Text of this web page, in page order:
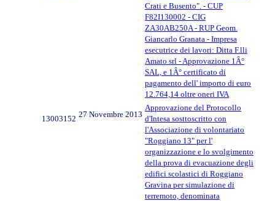
Crati e Busento". - CUP
F82I130002 - CIG
ZA30AB250A - RUP Geom.
Giancarlo Granata - Impresa
esecutrice dei lavori: Ditta F.lli
Amato srl - Approvazione 1Â°
SAL, e 1Â° certificato di
pagamento dell' importo di euro
12.764,14 oltre oneri IVA
13003152 27 Novembre 2013
Approvazione del Protocollo
d'Intesa sosttoscritto con
l'Associazione di volontariato
"Roggiano 13" per l'
organizzazione e lo svolgimento
della prova di evacuazione degli
edifici scolastici di Roggiano
Gravina per simulazione di
terremoto, denominata